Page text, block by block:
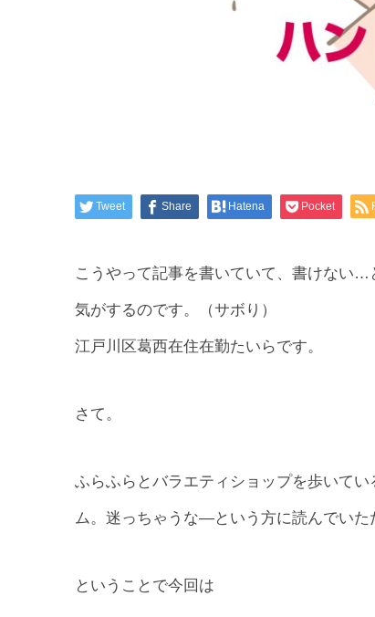
Tweet Share Hatena Pocket
こうやって記事を書いていて、書けない
気がするのです。（サボり）
江戸川区葛西在住在勤たいらです。
さて。
ふらふらとバラエティショップを歩いて
ム。迷っちゃうな―という方に読んでいた
ということで今回は